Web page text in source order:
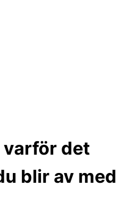
varför det
blir av med